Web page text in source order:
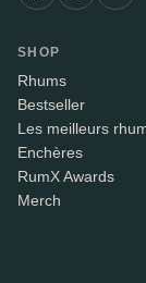
SHOP
Rhums
Bestseller
Les meilleurs
Enchères
RumX Awards
Merch